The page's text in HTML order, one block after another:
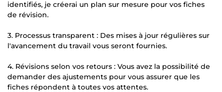
identifiés, je créerai un plan sur mesure pour vos fiches
de révision.
3. Processus transparent : Des mises à jour régulières sur
l'avancement du travail vous seront fournies.
4. Révisions selon vos retours : Vous avez la possibilité de
demander des ajustements pour vous assurer que les
fiches répondent à toutes vos attentes.